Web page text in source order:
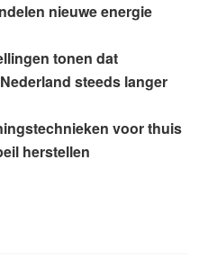
nieuwe energie
tonen dat
steeds langer
voor thuis
herstellen